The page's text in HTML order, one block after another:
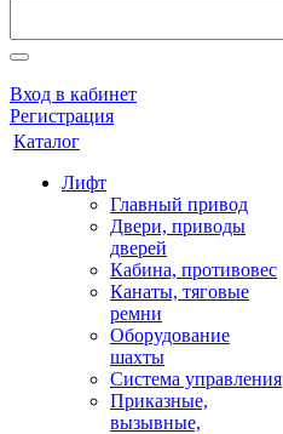
Вход в кабинет
Регистрация
Каталог
Лифт
Главный привод
Двери, приводы
дверей
Кабина, противовес
Канаты, тяговые
ремни
Оборудование
шахты
Система управления
Приказные,
вызывные,